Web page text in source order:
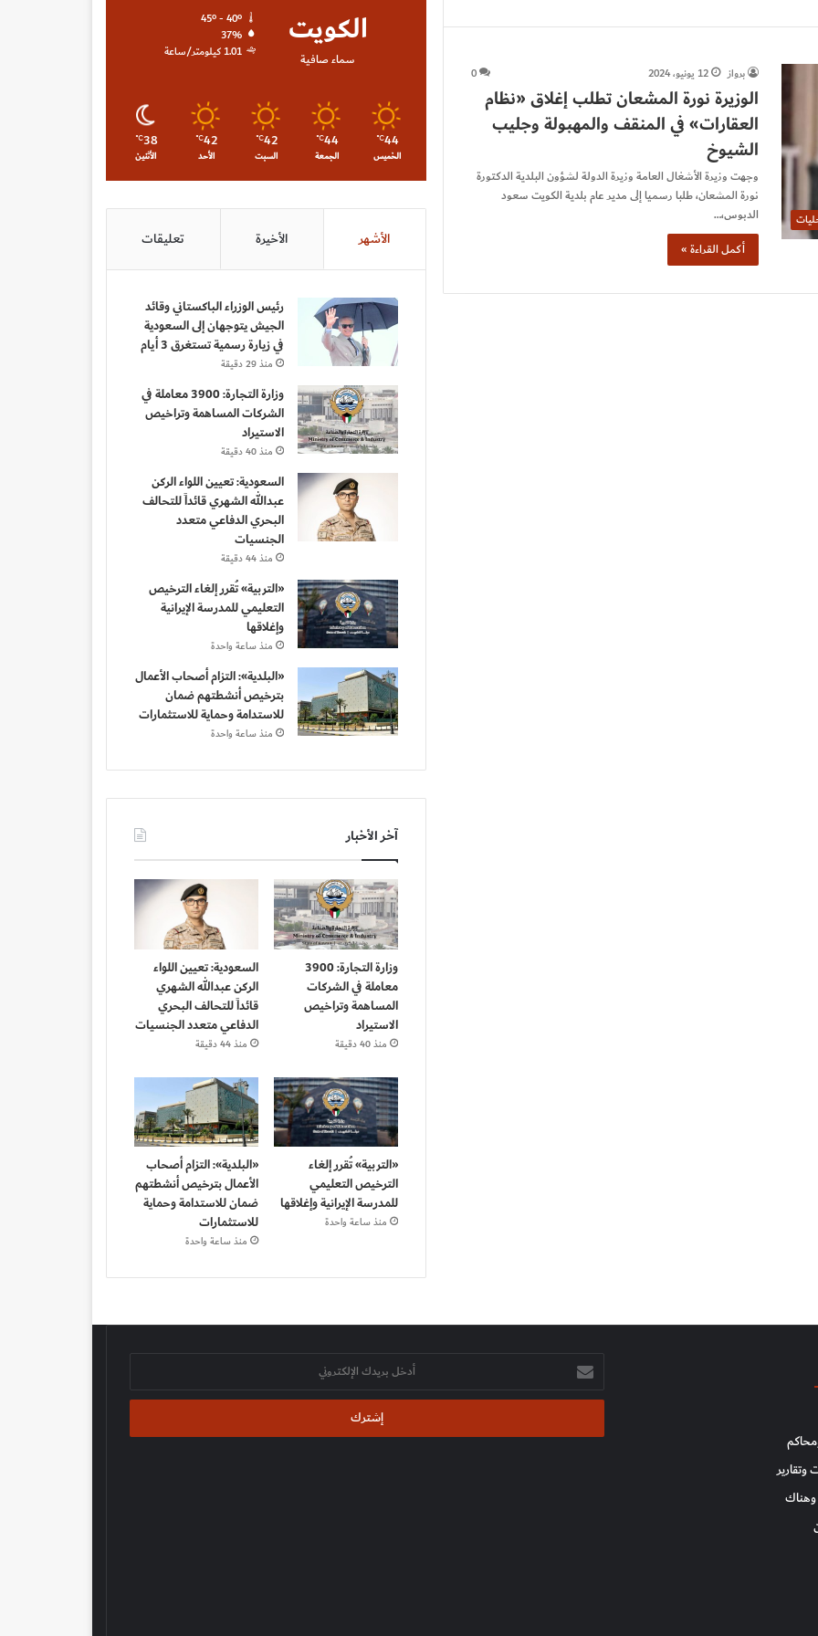
برواز 12 يونيو، 2024 0
الوزيرة نورة المشعان تطلب إغلاق «نظام
العقارات» في المنقف والمهبولة وجليب
الشيوخ
وجهت وزيرة الأشغال العامة وزيرة الدولة لشؤون البلدية الدكتورة
نورة المشعان، طلبا رسميا إلى مدير عام بلدية الكويت سعود
الدبوس،…
أكمل القراءة »
الكويت
سماء صافية
45º - 40º
37%
1.01 كيلومتر/ساعة
44
℃
الخميس
44
℃
الجمعة
42
℃
السبت
42
℃
الأحد
38
℃
الأثنين
الأشهر الأخيرة تعليقات
رئيس الوزراء الباكستاني وقائد
الجيش يتوجهان إلى السعودية
في زيارة رسمية تستغرق 3 أيام
منذ 29 دقيقة
وزارة التجارة: 3900 معاملة في
الشركات المساهمة وتراخيص
الاستيراد
منذ 40 دقيقة
السعودية: تعيين اللواء الركن
عبدالله الشهري قائداً للتحالف
البحري الدفاعي متعدد
الجنسيات
منذ 44 دقيقة
«التربية» تُقرر إلغاء الترخيص
التعليمي للمدرسة الإيرانية
وإغلاقها
منذ ساعة واحدة
«البلدية»: التزام أصحاب الأعمال
بترخيص أنشطتهم ضمان
للاستدامة وحماية للاستثمارات
منذ ساعة واحدة
آخر الأخبار
وزارة التجارة: 3900
معاملة في الشركات
المساهمة وتراخيص
الاستيراد
منذ 40 دقيقة
السعودية: تعيين اللواء
الركن عبدالله الشهري
قائداً للتحالف البحري
الدفاعي متعدد الجنسيات
منذ 44 دقيقة
«التربية» تُقرر إلغاء
الترخيص التعليمي
للمدرسة الإيرانية وإغلاقها
منذ ساعة واحدة
«البلدية»: التزام أصحاب
الأعمال بترخيص أنشطتهم
ضمان للاستدامة وحماية
للاستثمارات
منذ ساعة واحدة
وتقارير
أدخل
بريدك
الإلكتروني